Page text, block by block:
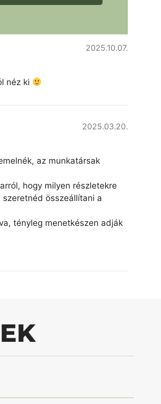
2025.10.07.
néz ki
2025.03.20.
az munkatársak
hogy milyen részletekre
összeállítani a
tényleg menetkészen adják